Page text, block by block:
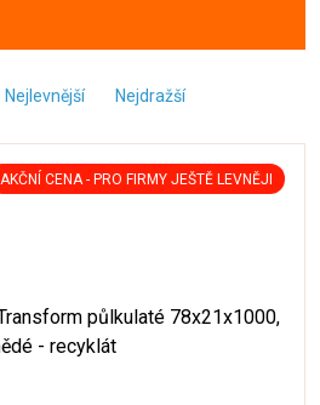
Nejlevnější Nejdražší
AKČNÍ CENA - PRO FIRMY JEŠTĚ LEVNĚJI